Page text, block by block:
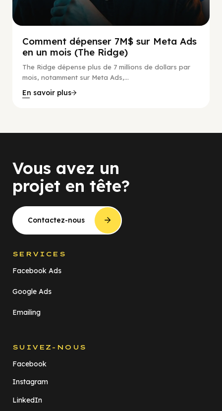
Comment dépenser 7M$ sur Meta Ads
en un mois (The Ridge)
The Ridge dépense plus de 7 millions de dollars par
mois, notamment sur Meta Ads,...
En savoir plus
Vous avez un
projet en tête?
Contactez-nous
SERVICES
Facebook Ads
Google Ads
Emailing
SUIVEZ-NOUS
Facebook
Instagram
LinkedIn